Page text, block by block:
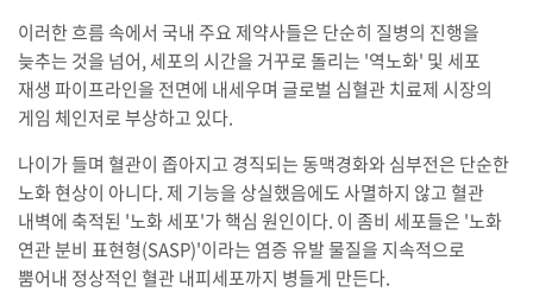
이러한 흐름 속에서 국내 주요 제약사들은 단순히 질병의 진행을
늦추는 것을 넘어, 세포의 시간을 거꾸로 돌리는 '역노화' 및 세포
재생 파이프라인을 전면에 내세우며 글로벌 심혈관 치료제 시장의
게임 체인저로 부상하고 있다.
나이가 들며 혈관이 좁아지고 경직되는 동맥경화와 심부전은 단순한
노화 현상이 아니다. 제 기능을 상실했음에도 사멸하지 않고 혈관
내벽에 축적된 '노화 세포'가 핵심 원인이다. 이 좀비 세포들은 '노화
연관 분비 표현형(SASP)'이라는 염증 유발 물질을 지속적으로
뿜어내 정상적인 혈관 내피세포까지 병들게 만든다.